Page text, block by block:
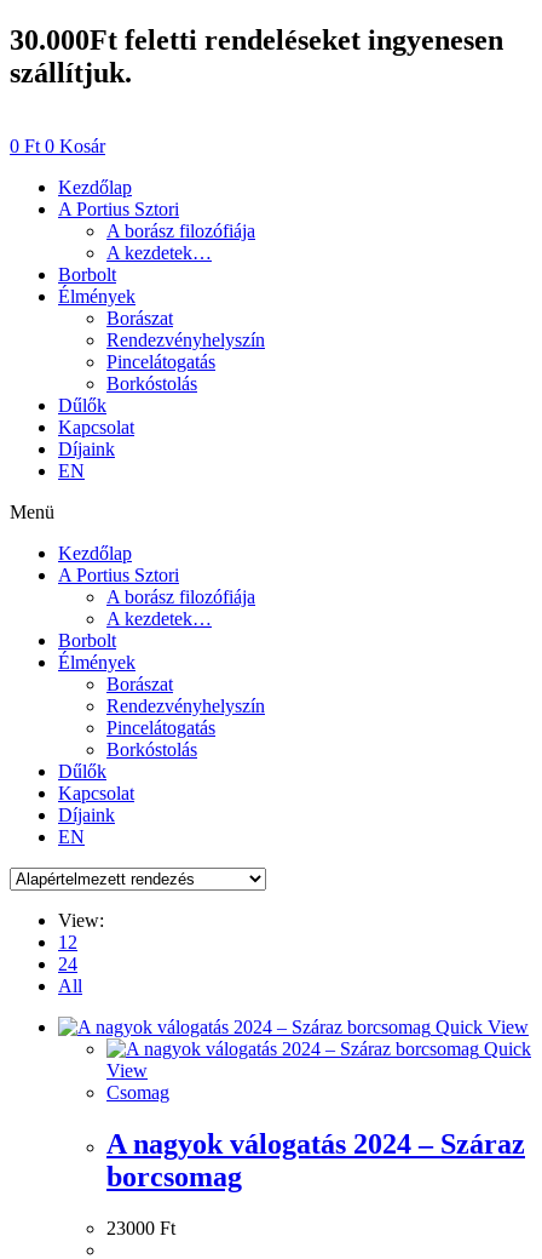
Skip
to
content
30.000Ft feletti rendeléseket ingyenesen
szállítjuk.
0 Ft 0 Kosár
Kezdőlap
A Portius Sztori
A borász filozófiája
A kezdetek…
Borbolt
Élmények
Borászat
Rendezvényhelyszín
Pincelátogatás
Borkóstolás
Dűlők
Kapcsolat
Díjaink
EN
Menü
Kezdőlap
A Portius Sztori
A borász filozófiája
A kezdetek…
Borbolt
Élmények
Borászat
Rendezvényhelyszín
Pincelátogatás
Borkóstolás
Dűlők
Kapcsolat
Díjaink
EN
View:
12
24
All
Quick View
Quick
View
Csomag
A nagyok válogatás 2024 – Száraz
borcsomag
23000 Ft